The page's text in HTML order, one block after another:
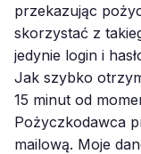
przekazując
skorzystać z
jedynie login i
Jak szybko
15 minut od
Pożyczkodawca
mailową. Moje